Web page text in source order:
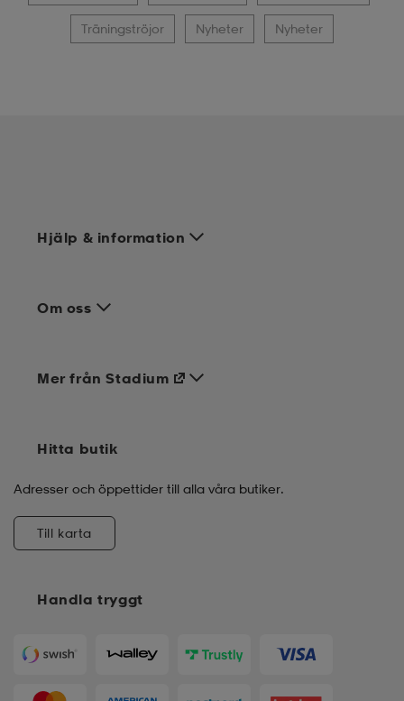
Träningströjor Nyheter Nyheter
Hjälp & information
Om oss
Handla tryggt
Mer från Stadium
Hitta butik
Adresser och öppettider till alla våra butiker.
Till karta